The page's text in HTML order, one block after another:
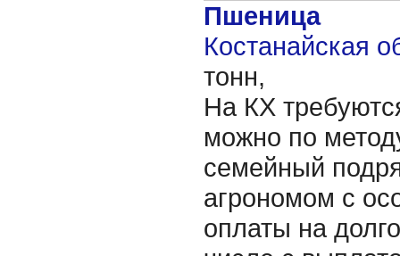
Пшеница
Костанайская
тонн,
На КХ
можно по
семейный
агрономом с
оплаты на